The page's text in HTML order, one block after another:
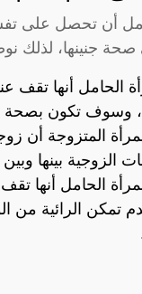
أن تحصل على
صحة جنينها، لذلك
الحامل أنها تقف
وسوف تكون بصحة
المتزوجة أن
الزوجية بينها
الحامل أنها
تمكن الرائية من